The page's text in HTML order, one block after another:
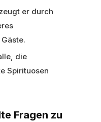
er durch
die
Spirituosen
Fragen zu